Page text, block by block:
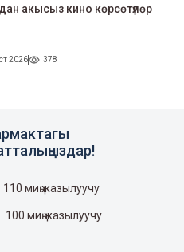
акысыз кино көрсөтүлөр
2026 378
110 миң жазылуучу
100 миң жазылуучу